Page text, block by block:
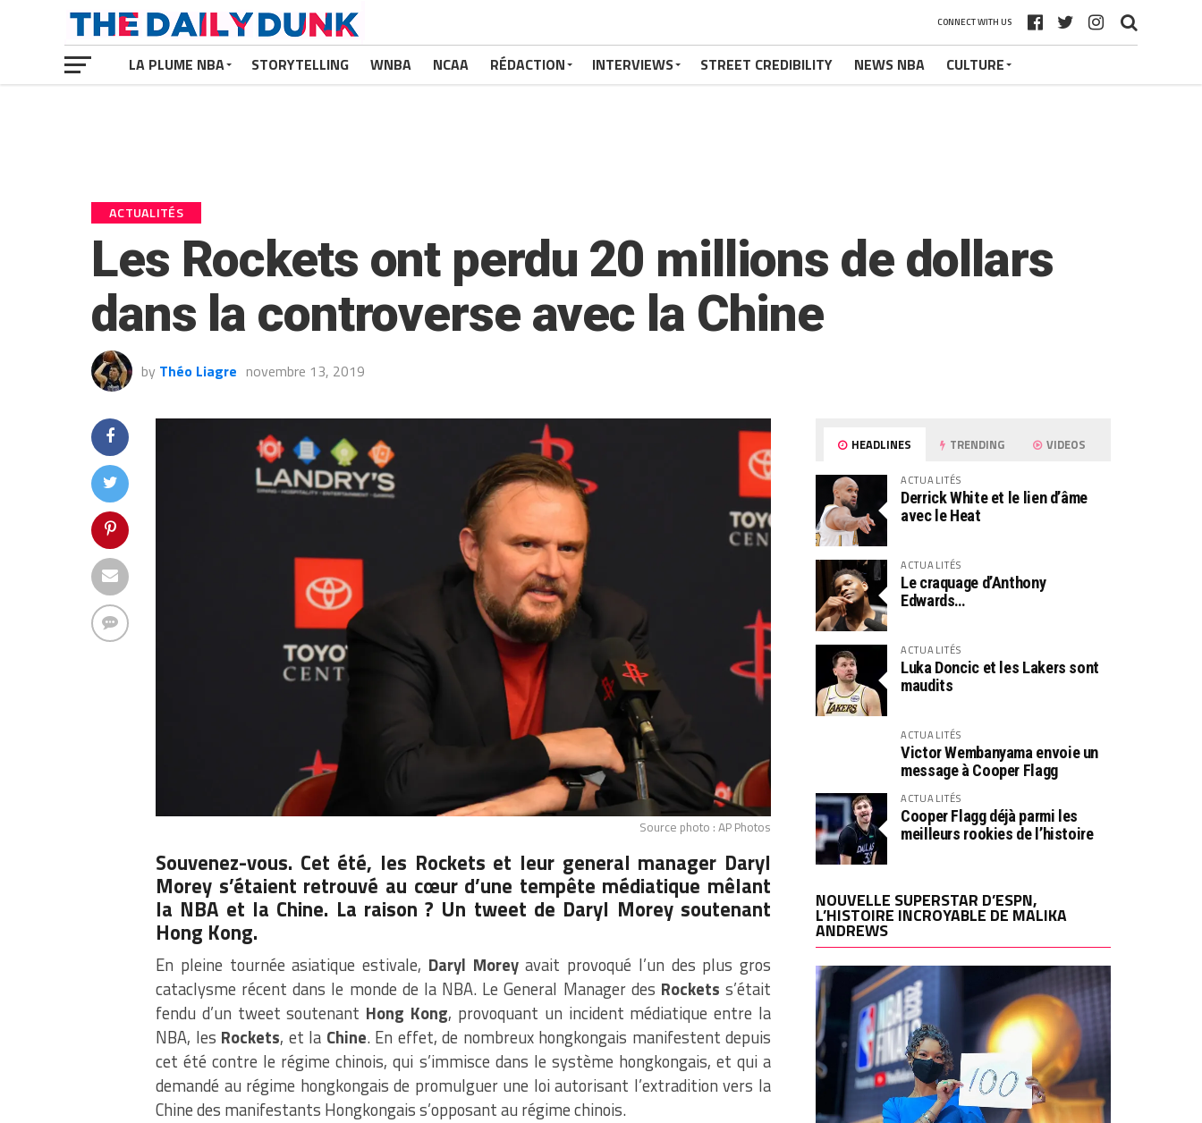
CONNECT WITH US
LA PLUME NBA STORYTELLING WNBA NCAA RÉDACTION INTERVIEWS STREET CREDIBILITY NEWS NBA CULTURE
ACTUALITÉS
Les Rockets ont perdu 20 millions de dollars
dans la controverse avec la Chine
by Théo Liagre novembre 13, 2019
Source photo : AP Photos
Souvenez-vous. Cet été, les Rockets et leur general manager Daryl
Morey s’étaient retrouvé au cœur d’une tempête médiatique mêlant
la NBA et la Chine. La raison ? Un tweet de Daryl Morey soutenant
Hong Kong.
En pleine tournée asiatique estivale, Daryl Moreyavait provoqué l’un des plus gros
cataclysme récent dans le monde de la NBA. Le General Manager des Rockets s’était
fendu d’un tweet soutenant Hong Kong, provoquant un incident médiatique entre la
NBA, les Rockets, et la Chine. En effet, de nombreux hongkongais manifestent depuis
cet été contre le régime chinois, qui s’immisce dans le système hongkongais, et qui a
demandé au régime hongkongais de promulguer une loi autorisant l’extradition vers la
Chine des manifestants Hongkongais s’opposant au régime chinois.
HEADLINES TRENDING VIDEOS
ACTUALITÉS
Derrick White et le lien d’âme
avec le Heat
ACTUALITÉS
Le craquage d’Anthony
Edwards…
ACTUALITÉS
Luka Doncic et les Lakers sont
maudits
ACTUALITÉS
Victor Wembanyama envoie un
message à Cooper Flagg
ACTUALITÉS
Cooper Flagg déjà parmi les
meilleurs rookies de l’histoire
NOUVELLE SUPERSTAR D’ESPN,
L’HISTOIRE INCROYABLE DE MALIKA
ANDREWS